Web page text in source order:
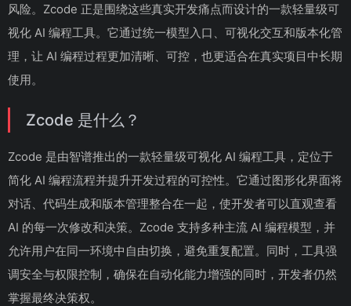
风险。Zcode 正是围绕这些真实开发痛点而设计的一款轻量级可
视化 AI 编程工具。它通过统一模型入口、可视化交互和版本化管
理，让 AI 编程过程更加清晰、可控，也更适合在真实项目中长期
使用。
Zcode 是什么？
Zcode 是由智谱推出的一款轻量级可视化 AI 编程工具，定位于
简化 AI 编程流程并提升开发过程的可控性。它通过图形化界面将
对话、代码生成和版本管理整合在一起，使开发者可以直观查看
AI 的每一次修改和决策。Zcode 支持多种主流 AI 编程模型，并
允许用户在同一环境中自由切换，避免重复配置。同时，工具强
调安全与权限控制，确保在自动化能力增强的同时，开发者仍然
掌握最终决策权。